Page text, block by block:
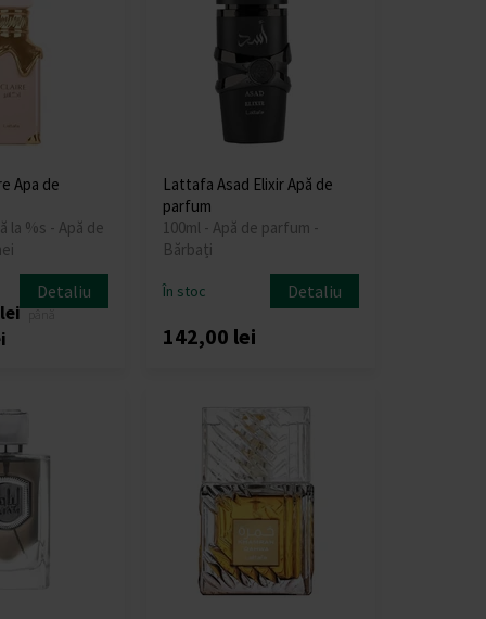
Apa de
la %s - Apă de
Detaliu
lei
Lattafa Asad Elixir Apă de
parfum
100ml - Apă de parfum -
Bărbați
În stoc Detaliu
142,00 lei